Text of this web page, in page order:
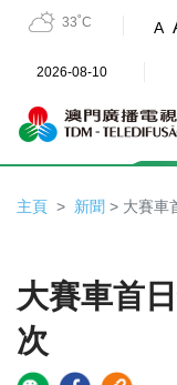
33˚C A
2026-08-10
主頁 新聞 > 大賽車
大賽車首
次